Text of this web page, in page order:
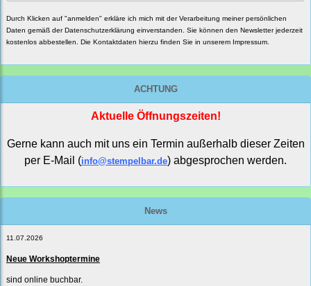
Durch Klicken auf "anmelden" erkläre ich mich mit der Verarbeitung meiner persönlichen
Daten gemäß der Datenschutzerklärung einverstanden. Sie können den Newsletter jederzeit
kostenlos abbestellen. Die Kontaktdaten hierzu finden Sie in unserem Impressum.
ACHTUNG
Aktuelle Öffnungszeiten!
Gerne kann auch mit uns ein Termin außerhalb dieser Zeiten
per E-Mail (info@stempelbar.de) abgesprochen werden.
News
11.07.2026
Neue Workshoptermine
sind online buchbar.